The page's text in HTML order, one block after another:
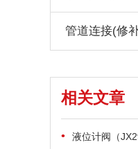
管道连接(修
相关文章
• 液位计阀（JX29W/JX49W/